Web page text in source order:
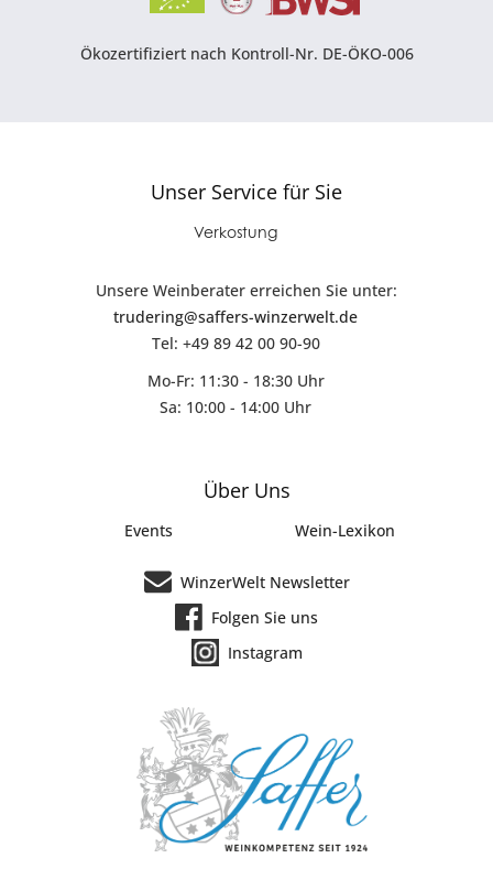
Ökozertifiziert nach Kontroll-Nr. DE-ÖKO-006
Unser Service für Sie
Verkostung
Unsere Weinberater erreichen Sie unter:
trudering@saffers-winzerwelt.de
Tel: +49 89 42 00 90-90
Mo-Fr: 11:30 - 18:30 Uhr
Sa: 10:00 - 14:00 Uhr
Über Uns
Events Wein-Lexikon
WinzerWelt Newsletter
Folgen Sie uns
Instagram